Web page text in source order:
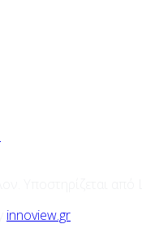
innoview.gr